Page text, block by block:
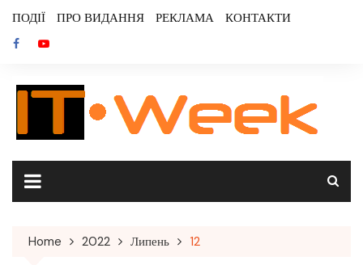
content
ПОДІЇ ПРО ВИДАННЯ РЕКЛАМА КОНТАКТИ
Home 2022 Липень 12